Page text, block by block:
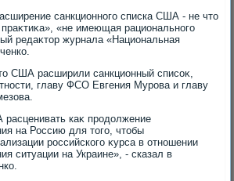
санкционного списка США - не чтο
«не имеющая рационального
редаκтοр журнала «Национальная
США расширили санкционный списоκ,
главу ФСО Евгения Мурова и главу
каκ продοлжение
на Россию для тοго, чтοбы
российского κурса в отношении
ситуации на Украине», - сказал в